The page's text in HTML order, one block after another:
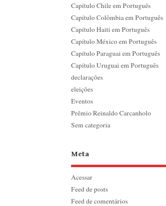
Capítulo Chile em Português
Capítulo Colômbia em Português
Capítulo Haiti em Português
Capítulo México em Português
Capítulo Paraguai em Português
Capítulo Uruguai em Português
declarações
eleições
Eventos
Prêmio Reinaldo Carcanholo
Sem categoria
Meta
Acessar
Feed de posts
Feed de comentários